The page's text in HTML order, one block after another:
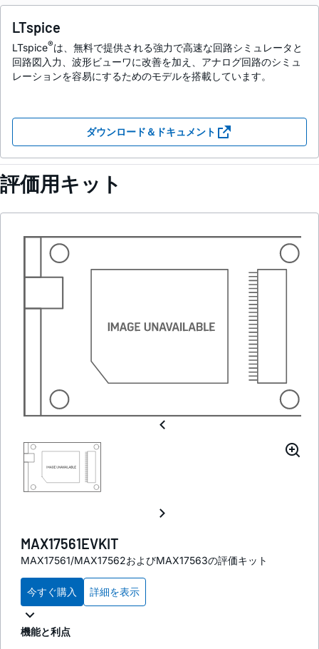
LTspice
LTspice®は、無料で提供される強力で高速な回路シミュレータと
回路図入力、波形ビューワに改善を加え、アナログ回路のシミュ
レーションを容易にするためのモデルを搭載しています。
ダウンロード＆ドキュメント
評価用キット
MAX17561EVKIT
MAX17561/MAX17562およびMAX17563の評価キット
今すぐ購入 詳細を表示
機能と利点